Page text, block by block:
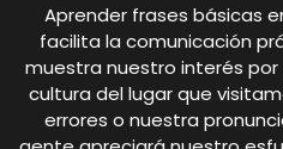
Aprender frases básicas
facilita la comunicación
muestra nuestro interés
cultura del lugar que
errores o nuestra